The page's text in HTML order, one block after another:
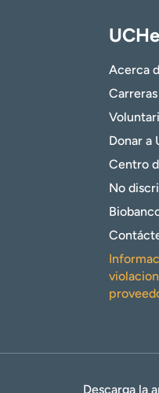
Acerca
Carreras
Donar a
Centro
No
Descarga la